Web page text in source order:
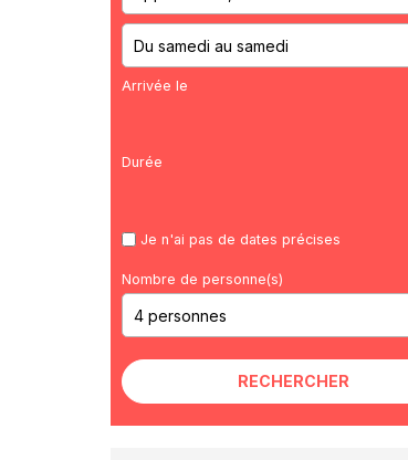
Arrivée le
Durée
Je n'ai pas de dates précises
Nombre de personne(s)